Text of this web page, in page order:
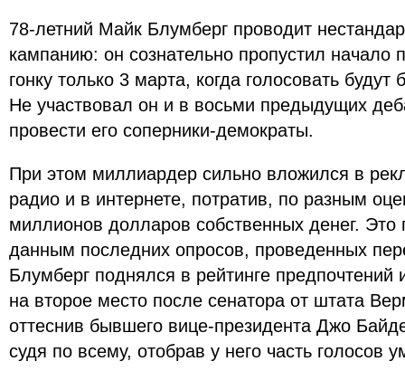
78-летний Майк Блумберг проводит
кампанию: он сознательно пропустил начало
гонку только 3 марта, когда голосовать
Не участвовал он и в восьми предыдущих
провести его соперники-демократы.
При этом миллиардер сильно вложился в
радио и в интернете, потратив, по разным
миллионов долларов собственных денег. Это
данным последних опросов, проведенных
Блумберг поднялся в рейтинге предпочтений
на второе место после сенатора от штата
оттеснив бывшего вице-президента Джо
судя по всему, отобрав у него часть голосов